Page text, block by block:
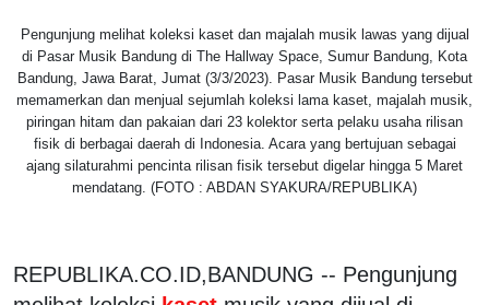
Pengunjung melihat koleksi kaset dan majalah musik lawas yang dijual
di Pasar Musik Bandung di The Hallway Space, Sumur Bandung, Kota
Bandung, Jawa Barat, Jumat (3/3/2023). Pasar Musik Bandung tersebut
memamerkan dan menjual sejumlah koleksi lama kaset, majalah musik,
piringan hitam dan pakaian dari 23 kolektor serta pelaku usaha rilisan
fisik di berbagai daerah di Indonesia. Acara yang bertujuan sebagai
ajang silaturahmi pencinta rilisan fisik tersebut digelar hingga 5 Maret
mendatang. (FOTO : ABDAN SYAKURA/REPUBLIKA)
REPUBLIKA.CO.ID,BANDUNG -- Pengunjung